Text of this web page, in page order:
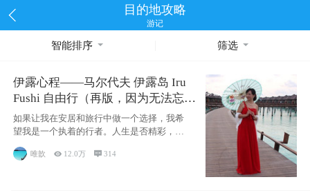
目的地攻略
游记
智能排序 筛选
伊露心程——马尔代夫 伊露岛 Iru
Fushi 自由行（再版，因为无法忘却
的留恋）
如果让我在安居和旅行中做一个选择，我希
望我是一个执着的行者。人生是否精彩，都
源于自己
唯歆  12.0万  314